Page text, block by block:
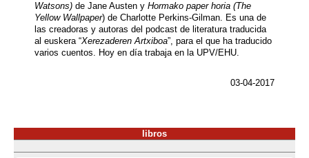
Watsons) de Jane Austen y Hormako paper horia (The
Yellow Wallpaper) de Charlotte Perkins-Gilman. Es una de
las creadoras y autoras del podcast de literatura traducida
al euskera “Xerezaderen Artxiboa”, para el que ha traducido
varios cuentos. Hoy en día trabaja en la UPV/EHU.
03-04-2017
libros